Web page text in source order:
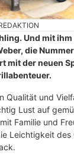
Und mit
die
mit der neuen
Qualität und
Lust auf
Familie und
Leichtigkeit des